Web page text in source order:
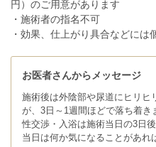
円）のご用意があります
・施術者の指名不可
・効果、仕上がり具合などには
お医者さんからメッセージ
施術後は外陰部や尿道にヒリヒ
が、3日～1週間ほどで落ち着き
性交渉・入浴は施術当日の3日後
当日は何か気になることがあれ